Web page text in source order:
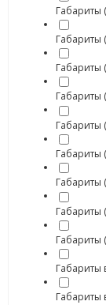
Габариты
Габариты
Габариты
Габариты
Габариты
Габариты
Габариты
Габариты
Габариты
Габариты
Габариты